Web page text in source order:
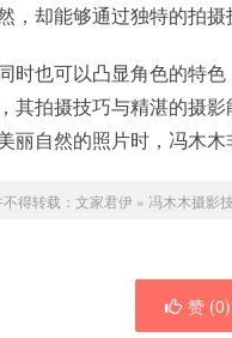
却能够通过独特的拍摄
时也可以凸显角色的特
其拍摄技巧与精湛的摄
丽自然的照片时，冯木木
得转载： 文家君伊» 冯木木摄影
赞 (0)